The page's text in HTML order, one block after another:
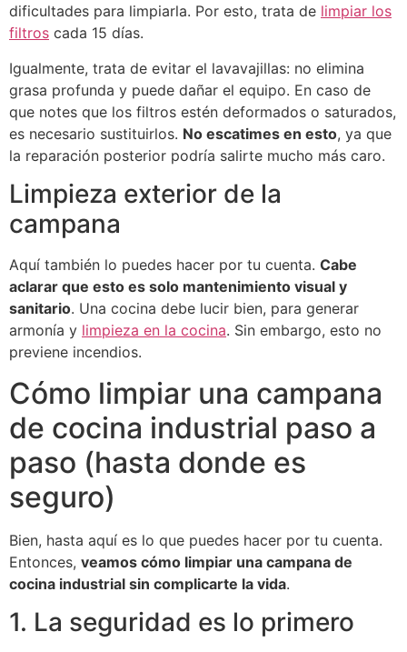
dificultades para limpiarla. Por esto, trata de limpiar los
filtros cada 15 días.
Igualmente, trata de evitar el lavavajillas: no elimina
grasa profunda y puede dañar el equipo. En caso de
que notes que los filtros estén deformados o saturados,
es necesario sustituirlos. No escatimes en esto, ya que
la reparación posterior podría salirte mucho más caro.
Limpieza exterior de la
campana
Aquí también lo puedes hacer por tu cuenta. Cabe
aclarar que esto es solo mantenimiento visual y
sanitario. Una cocina debe lucir bien, para generar
armonía y limpieza en la cocina. Sin embargo, esto no
previene incendios.
Cómo limpiar una campana
de cocina industrial paso a
paso (hasta donde es
seguro)
Bien, hasta aquí es lo que puedes hacer por tu cuenta.
Entonces, veamos cómo limpiar una campana de
cocina industrial sin complicarte la vida.
1. La seguridad es lo primero